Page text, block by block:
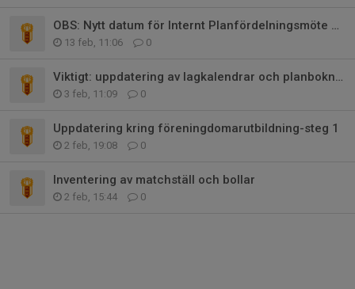
OBS: Nytt datum för Internt Planfördelningsmöte 24/2
13 feb, 11:06 0
Viktigt: uppdatering av lagkalendrar och planbokningar
3 feb, 11:09 0
Uppdatering kring föreningdomarutbildning-steg 1
2 feb, 19:08 0
Inventering av matchställ och bollar
2 feb, 15:44 0